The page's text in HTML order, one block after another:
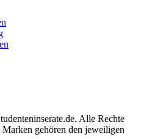
Alle Rechte
gehören den jeweiligen